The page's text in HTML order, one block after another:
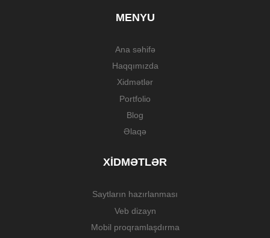
MENYU
Ana səhifə
Haqqımızda
Xidmətlər
Portfolio
Blog
Əlaqə
XIDMƏTLƏR
Saytların hazırlanması
Veb dizayn
Mobil proqramlaşdırma